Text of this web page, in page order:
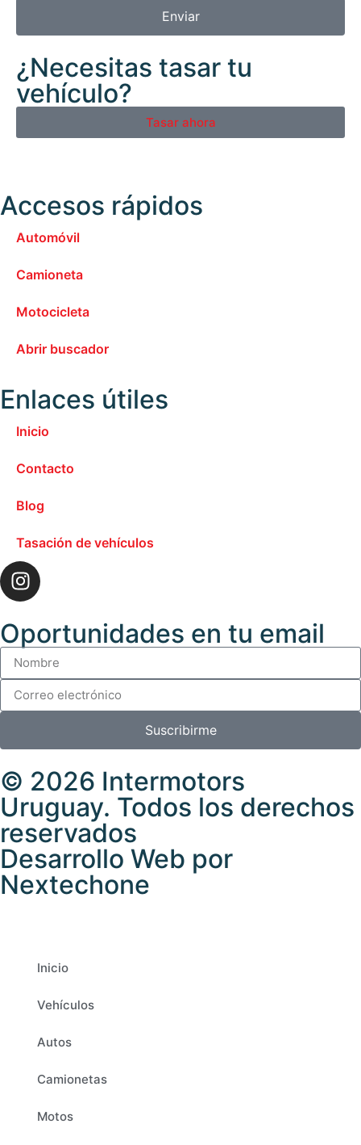
Enviar
¿Necesitas tasar tu
vehículo?
Tasar ahora
Accesos rápidos
Automóvil
Camioneta
Motocicleta
Abrir buscador
Enlaces útiles
Inicio
Contacto
Blog
Tasación de vehículos
Oportunidades en tu email
Suscribirme
© 2026 Intermotors
Uruguay. Todos los derechos
reservados
Desarrollo Web por
Nextechone
Inicio
Vehículos
Autos
Camionetas
Motos